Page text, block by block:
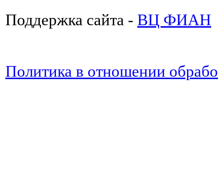
Поддержка сайта - ВЦ ФИАН
Политика в отношении